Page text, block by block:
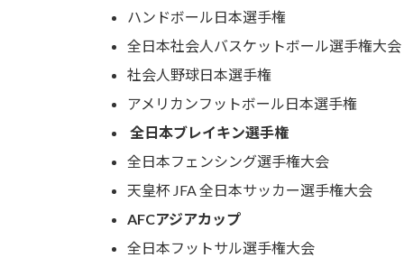
ハンドボール日本選手権
全日本社会人バスケットボール選手権大会
社会人野球日本選手権
アメリカンフットボール日本選手権
全日本ブレイキン選手権
全日本フェンシング選手権大会
天皇杯 JFA 全日本サッカー選手権大会
AFCアジアカップ
全日本フットサル選手権大会